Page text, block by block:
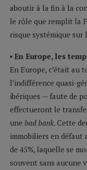
aboutir à la fin à la
le rôle que remplit la
risque systémique
▪ En Europe, les
En Europe, c’était au
l’indifférence quasi-
ibériques — faute de
effectueront le
une bad bank. Cette
immobiliers en défaut
de 45%, laquelle se
souvent sans aucune